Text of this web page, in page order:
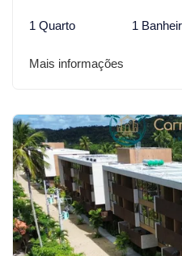
1 Quarto 1
Mais informações